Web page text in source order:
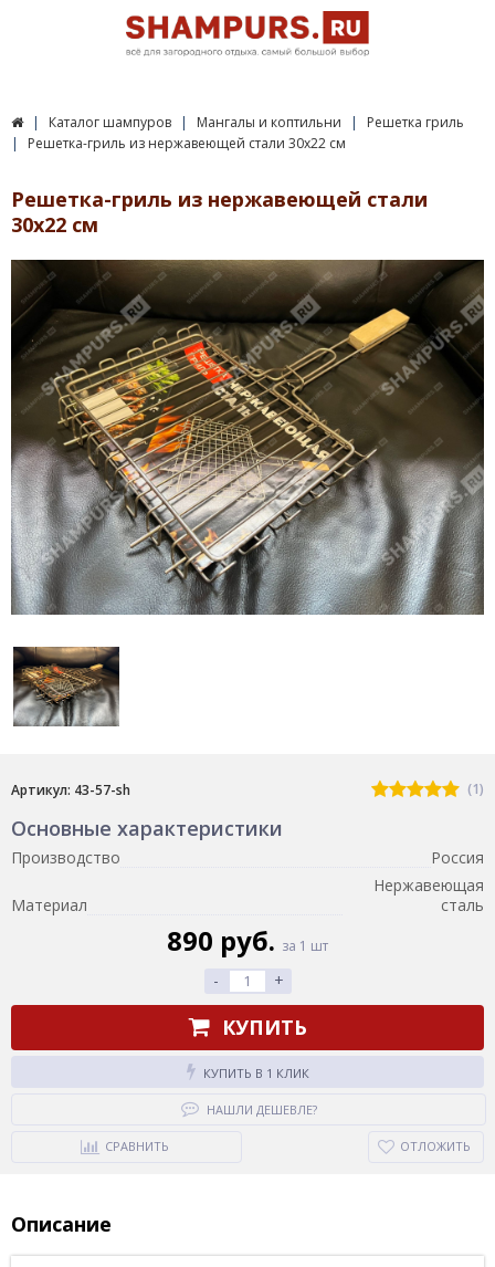
Каталог шампуров Мангалы и коптильни
Решетка гриль
Решетка-гриль из нержавеющей стали 30х22 см
Решетка-гриль из нержавеющей стали
30х22 см
Артикул: 43-57-sh (1)
Основные характеристики
Производство Россия
Материал
Нержавеющая
сталь
890 руб. за 1 шт
- +
КУПИТЬ
КУПИТЬ В 1 КЛИК
НАШЛИ ДЕШЕВЛЕ?
СРАВНИТЬ ОТЛОЖИТЬ
Описание